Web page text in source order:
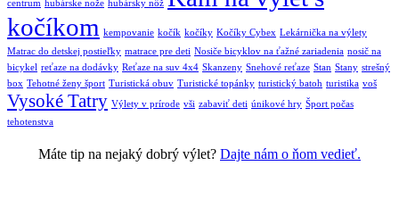
centrum hubárske nože hubársky nôž
kočíkom kempovanie kočík kočíky Kočíky Cybex Lekárnička na výlety
Matrac do detskej postieľky matrace pre deti Nosiče bicyklov na ťažné zariadenia nosič na
bicykel reťaze na dodávky Reťaze na suv 4x4 Skanzeny Snehové reťaze Stan Stany strešný
box Tehotné ženy šport Turistická obuv Turistické topánky turistický batoh turistika voš
Vysoké Tatry Výlety v prírode vši zabaviť deti únikové hry Šport počas
tehotenstva
Máte tip na nejaký dobrý výlet? Dajte nám o ňom vedieť.